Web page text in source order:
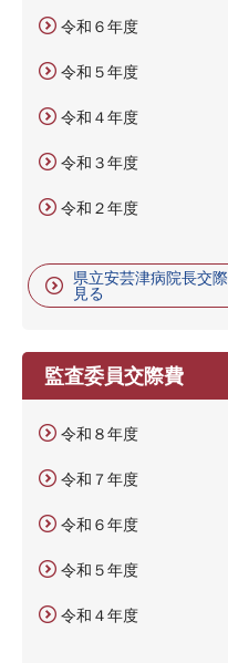
令和６年度
令和５年度
令和４年度
令和３年度
令和２年度
県立安芸津病院長交
見る
監査委員交際費
令和８年度
令和７年度
令和６年度
令和５年度
令和４年度